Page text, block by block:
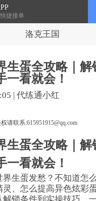
捷接单
洛克王国
生蛋全攻略｜解
一看就会！
| 代练通小红
请联系:615951915@qq.com
生蛋全攻略｜解
一看就会！
生蛋发愁？不知道怎
、怎么提高异色炫彩